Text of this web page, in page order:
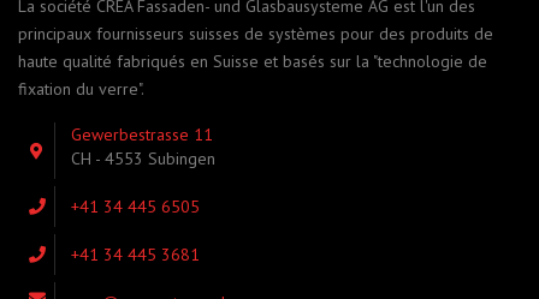
La société CREA Fassaden- und Glasbausysteme AG est l'un des
principaux fournisseurs suisses de systèmes pour des produits de
haute qualité fabriqués en Suisse et basés sur la "technologie de
fixation du verre".
Gewerbestrasse 11
CH - 4553 Subingen
+41 34 445 6505
+41 34 445 3681